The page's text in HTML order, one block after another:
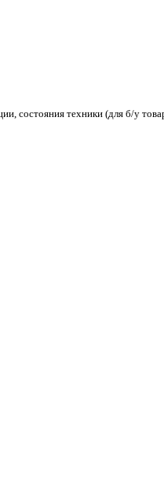
состояния техники (для б/у